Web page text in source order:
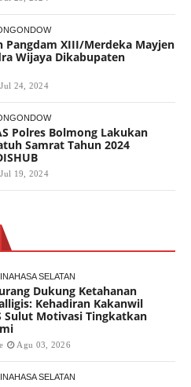
Pangdam XIII/Merdeka Mayjen
Wijaya Dikabupaten
Jul 24, 2024
Polres Bolmong Lakukan
Samrat Tahun 2024
Jul 19, 2024
SELATAN
Dukung Ketahanan
Kehadiran Kakanwil
Sulut Motivasi Tingkatkan
Agu 03, 2026
SELATAN